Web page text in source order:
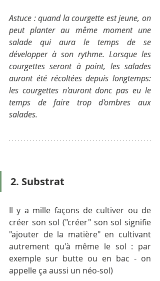
Astuce : quand la courgette est jeune, on
peut planter au même moment une
salade qui aura le temps de se
développer à son rythme. Lorsque les
courgettes seront à point, les salades
auront été récoltées depuis longtemps:
les courgettes n'auront donc pas eu le
temps de faire trop d'ombres aux
salades.
2. Substrat
Il y a mille façons de cultiver ou de
créer son sol ("créer" son sol signifie
"ajouter de la matière" en cultivant
autrement qu'à même le sol : par
exemple sur butte ou en bac - on
appelle ça aussi un néo-sol)